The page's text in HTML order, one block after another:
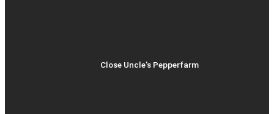
Close Uncle's Pepperfarm